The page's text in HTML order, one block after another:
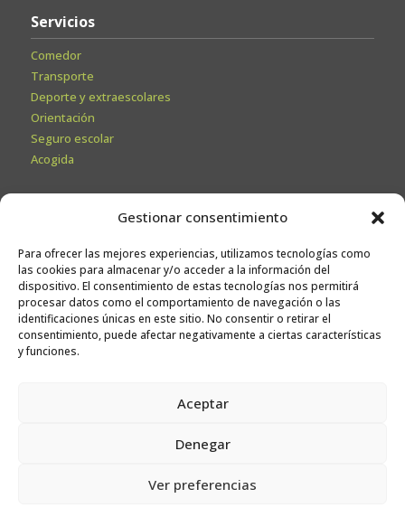
Gestionar consentimiento
Para ofrecer las mejores experiencias, utilizamos tecnologías como
las cookies para almacenar y/o acceder a la información del
dispositivo. El consentimiento de estas tecnologías nos permitirá
procesar datos como el comportamiento de navegación o las
identificaciones únicas en este sitio. No consentir o retirar el
consentimiento, puede afectar negativamente a ciertas características
y funciones.
Aceptar
Denegar
Ver preferencias
Servicios
Comedor
Transporte
Deporte y extraescolares
Orientación
Seguro escolar
Acogida
Admisiones
Calendario escolar
Contacto
Sugerencias